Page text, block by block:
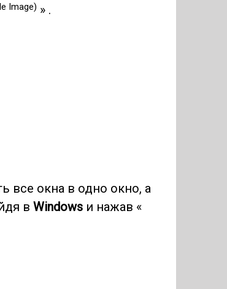
Image) » .
все окна в одно окно, а
в Windowsи нажав «